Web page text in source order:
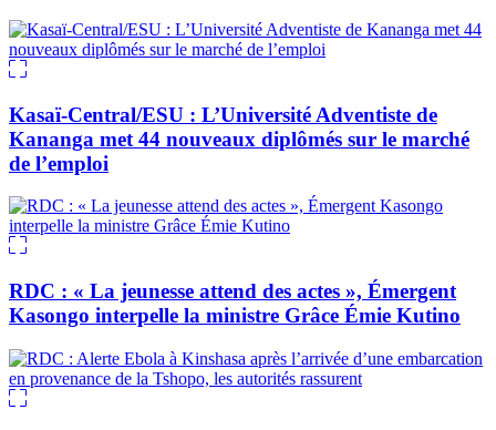
Kasaï-Central/ESU : L’Université Adventiste de
Kananga met 44 nouveaux diplômés sur le marché
de l’emploi
RDC : « La jeunesse attend des actes », Émergent
Kasongo interpelle la ministre Grâce Émie Kutino